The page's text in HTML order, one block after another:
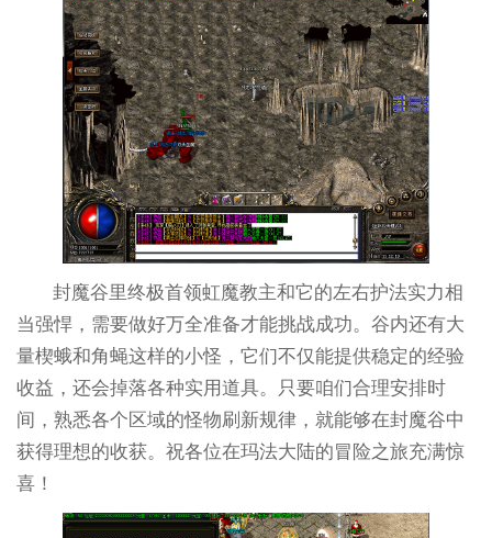
封魔谷里终极首领虹魔教主和它的左右护法实力相
当强悍，需要做好万全准备才能挑战成功。谷内还有大
量楔蛾和角蝇这样的小怪，它们不仅能提供稳定的经验
收益，还会掉落各种实用道具。只要咱们合理安排时
间，熟悉各个区域的怪物刷新规律，就能够在封魔谷中
获得理想的收获。祝各位在玛法大陆的冒险之旅充满惊
喜！